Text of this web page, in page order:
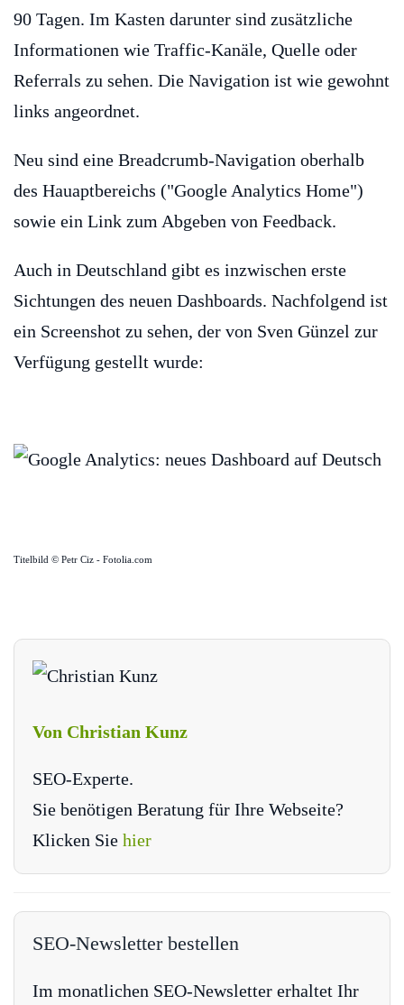
90 Tagen. Im Kasten darunter sind zusätzliche
Informationen wie Traffic-Kanäle, Quelle oder
Referrals zu sehen. Die Navigation ist wie gewohnt
links angeordnet.
Neu sind eine Breadcrumb-Navigation oberhalb
des Hauaptbereichs ("Google Analytics Home")
sowie ein Link zum Abgeben von Feedback.
Auch in Deutschland gibt es inzwischen erste
Sichtungen des neuen Dashboards. Nachfolgend ist
ein Screenshot zu sehen, der von Sven Günzel zur
Verfügung gestellt wurde:
Titelbild © Petr Ciz - Fotolia.com
Von Christian Kunz
SEO-Experte.
Sie benötigen Beratung für Ihre Webseite?
Klicken Sie hier
SEO-Newsletter bestellen
Im monatlichen SEO-Newsletter erhaltet Ihr